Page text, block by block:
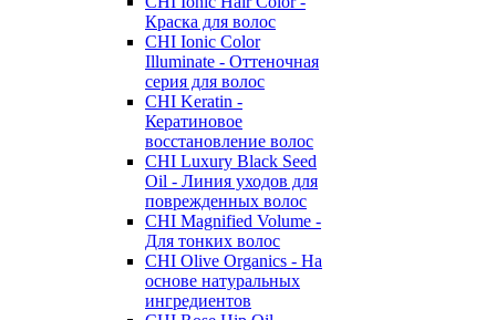
Краска для волос
CHI Ionic Color
Illuminate - Оттеночная
серия для волос
CHI Keratin -
Кератиновое
восстановление волос
CHI Luxury Black Seed
Oil - Линия уходов для
поврежденных волос
CHI Magnified Volume -
Для тонких волос
CHI Olive Organics - На
основе натуральных
ингредиентов